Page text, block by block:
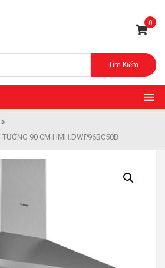
0
Tìm Kiếm
90 CM HMH.DWP96BC50B